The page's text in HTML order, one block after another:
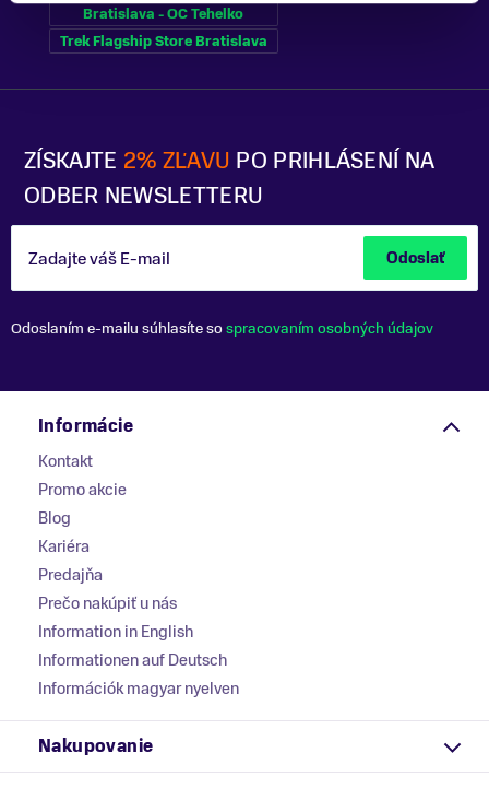
ZÍSKAJTE 2% ZĽAVU PO PRIHLÁSENÍ NA
ODBER NEWSLETTERU
Zadajte váš E-mail Odoslať
Odoslaním e-mailu súhlasíte sospracovaním osobných údajov
Bratislava - OC Tehelko
Trek Flagship Store Bratislava
Informácie
Kontakt
Promo akcie
Blog
Kariéra
Predajňa
Prečo nakúpiť u nás
Information in English
Informationen auf Deutsch
Információk magyar nyelven
Nakupovanie